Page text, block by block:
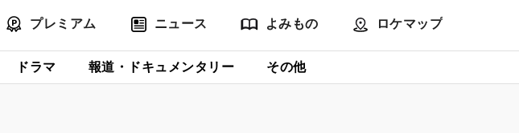
プレミアム ニュース よみもの ロケマップ
ドラマ 報道・ドキュメンタリー その他